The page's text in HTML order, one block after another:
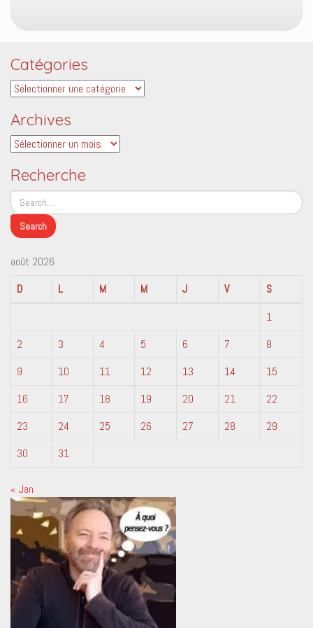
Catégories
Catégories
Archives
Archives
Recherche
août 2026
D
L M M J V
S
1
2
3 4 5 6 7
8
9
10 11 12 13 14
15
16
17 18 19 20 21
22
23
24 25 26 27 28
29
30
31
« Jan